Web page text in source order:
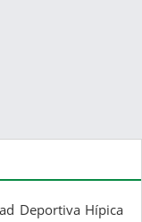
Deportiva Hípica